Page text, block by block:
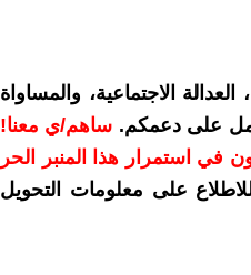
الاجتماعية، والمساواة
على دعمكم. ساهم/ي معنا!
في استمرار هذا المنبر الحر
للاطلاع على معلومات التحويل